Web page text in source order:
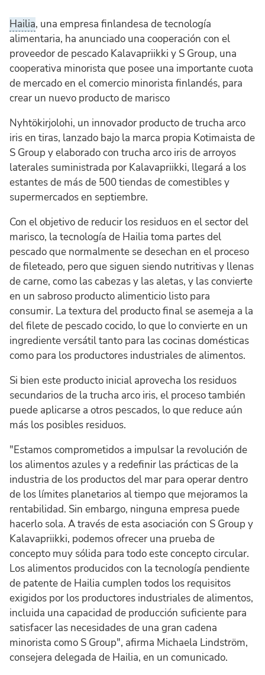
Hailia, una empresa finlandesa de tecnología
alimentaria, ha anunciado una cooperación con el
proveedor de pescado Kalavapriikki y S Group, una
cooperativa minorista que posee una importante cuota
de mercado en el comercio minorista finlandés, para
crear un nuevo producto de marisco
Nyhtökirjolohi, un innovador producto de trucha arco
iris en tiras, lanzado bajo la marca propia Kotimaista de
S Group y elaborado con trucha arco iris de arroyos
laterales suministrada por Kalavapriikki, llegará a los
estantes de más de 500 tiendas de comestibles y
supermercados en septiembre.
Con el objetivo de reducir los residuos en el sector del
marisco, la tecnología de Hailia toma partes del
pescado que normalmente se desechan en el proceso
de fileteado, pero que siguen siendo nutritivas y llenas
de carne, como las cabezas y las aletas, y las convierte
en un sabroso producto alimenticio listo para
consumir. La textura del producto final se asemeja a la
del filete de pescado cocido, lo que lo convierte en un
ingrediente versátil tanto para las cocinas domésticas
como para los productores industriales de alimentos.
Si bien este producto inicial aprovecha los residuos
secundarios de la trucha arco iris, el proceso también
puede aplicarse a otros pescados, lo que reduce aún
más los posibles residuos.
"Estamos comprometidos a impulsar la revolución de
los alimentos azules y a redefinir las prácticas de la
industria de los productos del mar para operar dentro
de los límites planetarios al tiempo que mejoramos la
rentabilidad. Sin embargo, ninguna empresa puede
hacerlo sola. A través de esta asociación con S Group y
Kalavapriikki, podemos ofrecer una prueba de
concepto muy sólida para todo este concepto circular.
Los alimentos producidos con la tecnología pendiente
de patente de Hailia cumplen todos los requisitos
exigidos por los productores industriales de alimentos,
incluida una capacidad de producción suficiente para
satisfacer las necesidades de una gran cadena
minorista como S Group", afirma Michaela Lindström,
consejera delegada de Hailia, en un comunicado.